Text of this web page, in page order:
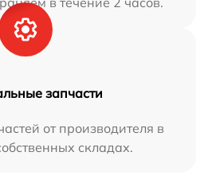
запчасти
от производителя в
складах.